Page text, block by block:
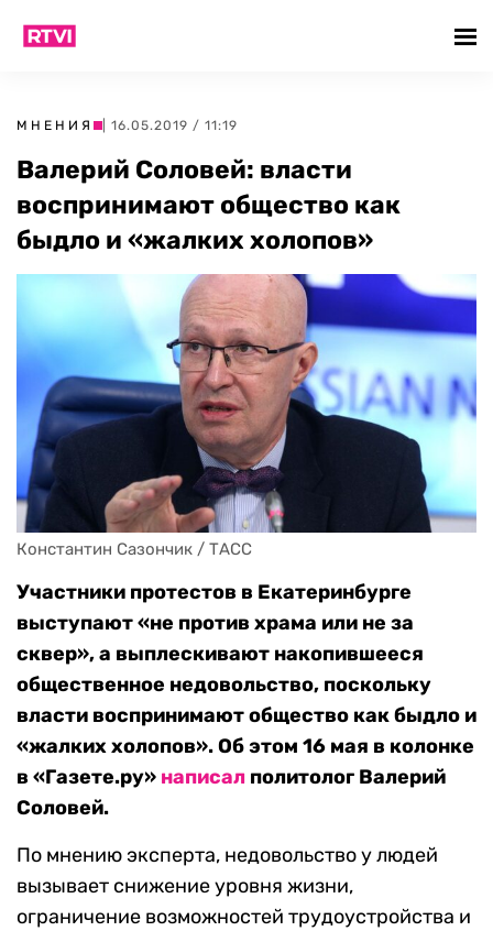
МНЕНИЯ | 16.05.2019 / 11:19
Валерий Соловей: власти
воспринимают общество как
быдло и «жалких холопов»
Константин Сазончик / ТАСС
Участники протестов в Екатеринбурге
выступают «не против храма или не за
сквер», а выплескивают накопившееся
общественное недовольство, поскольку
власти воспринимают общество как быдло и
«жалких холопов». Об этом 16 мая в колонке
в «Газете.ру» написал политолог Валерий
Соловей.
По мнению эксперта, недовольство у людей
вызывает снижение уровня жизни,
ограничение возможностей трудоустройства и